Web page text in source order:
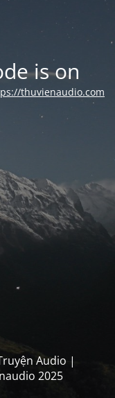
is on
thuvienaudio.com
Audio |
2025